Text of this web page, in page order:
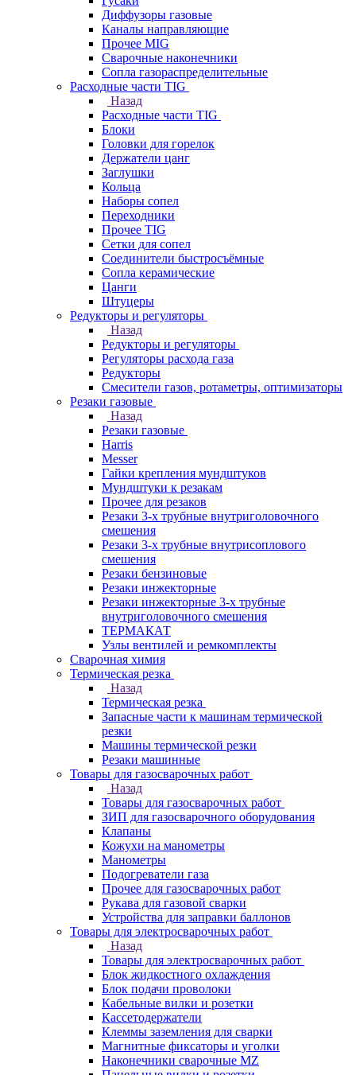
Диффузоры газовые
Каналы направляющие
Прочее MIG
Сварочные наконечники
Сопла газораспределительные
Расходные части TIG
Назад
Расходные части TIG
Блоки
Головки для горелок
Держатели цанг
Заглушки
Кольца
Наборы сопел
Переходники
Прочее TIG
Сетки для сопел
Соединители быстросъёмные
Сопла керамические
Цанги
Штуцеры
Редукторы и регуляторы
Назад
Редукторы и регуляторы
Регуляторы расхода газа
Редукторы
Смесители газов, ротаметры, оптимизаторы
Резаки газовые
Назад
Резаки газовые
Harris
Messer
Гайки крепления мундштуков
Мундштуки к резакам
Прочее для резаков
Резаки 3-х трубные внутриголовочного
смешения
Резаки 3-х трубные внутрисоплового
смешения
Резаки бензиновые
Резаки инжекторные
Резаки инжекторные 3-х трубные
внутриголовочного смешения
ТЕРМАКАТ
Узлы вентилей и ремкомплекты
Сварочная химия
Термическая резка
Назад
Термическая резка
Запасные части к машинам термической
резки
Машины термической резки
Резаки машинные
Товары для газосварочных работ
Назад
Товары для газосварочных работ
ЗИП для газосварочного оборудования
Клапаны
Кожухи на манометры
Манометры
Подогреватели газа
Прочее для газосварочных работ
Рукава для газовой сварки
Устройства для заправки баллонов
Товары для электросварочных работ
Назад
Товары для электросварочных работ
Блок жидкостного охлаждения
Блок подачи проволоки
Кабельные вилки и розетки
Кассетодержатели
Клеммы заземления для сварки
Магнитные фиксаторы и уголки
Наконечники сварочные MZ